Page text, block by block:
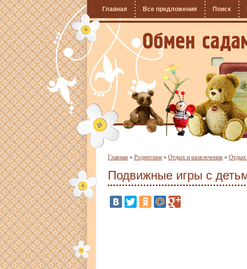
Главная Все предложения Поиск
Главная » Родителям » Отдых и развлечения » Отдых
Подвижные игры с